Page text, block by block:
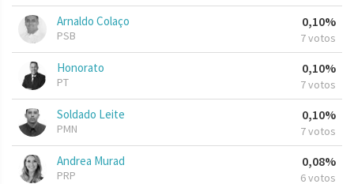
Arnaldo Colaço
PSB
0,10%
7 votos
Honorato
PT
0,10%
7 votos
Soldado Leite
PMN
0,10%
7 votos
Andrea Murad
PRP
0,08%
6 votos